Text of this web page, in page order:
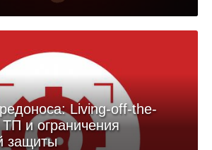
Living-off-the-
и ограничения
защиты